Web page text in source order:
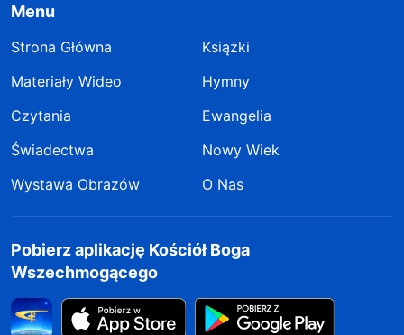
Menu
Strona Główna
Książki
Materiały Wideo
Hymny
Czytania
Ewangelia
Świadectwa
Nowy Wiek
Wystawa Obrazów
O Nas
Pobierz aplikację Kościół Boga
Wszechmogącego